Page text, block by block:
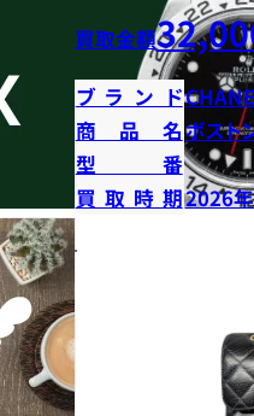
買取金額
ブランド
商品名ボスト
型番
買取時期2026